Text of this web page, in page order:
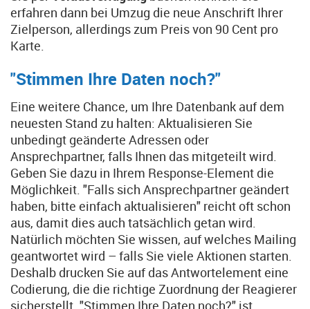
erfahren dann bei Umzug die neue Anschrift Ihrer
Zielperson, allerdings zum Preis von 90 Cent pro
Karte.
"Stimmen Ihre Daten noch?"
Eine weitere Chance, um Ihre Datenbank auf dem
neuesten Stand zu halten: Aktualisieren Sie
unbedingt geänderte Adressen oder
Ansprechpartner, falls Ihnen das mitgeteilt wird.
Geben Sie dazu in Ihrem Response-Element die
Möglichkeit. "Falls sich Ansprechpartner geändert
haben, bitte einfach aktualisieren" reicht oft schon
aus, damit dies auch tatsächlich getan wird.
Natürlich möchten Sie wissen, auf welches Mailing
geantwortet wird – falls Sie viele Aktionen starten.
Deshalb drucken Sie auf das Antwortelement eine
Codierung, die die richtige Zuordnung der Reagierer
sicherstellt. "Stimmen Ihre Daten noch?" ist